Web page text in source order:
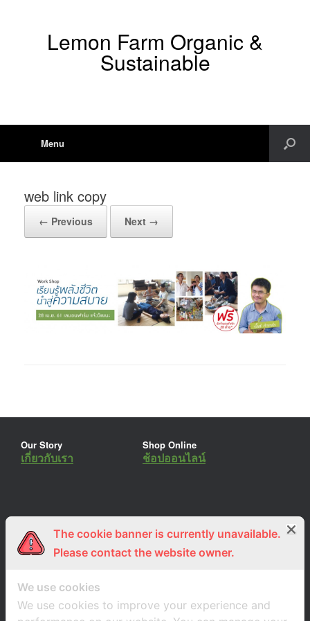
Lemon Farm Organic &
Sustainable
Menu
web link copy
← Previous Next →
Our Story
เกี่ยวกับเรา
Shop Online
ช้อปออนไลน์
ร่วมงานกับเรา
สมัครงาน
Lemon Farm Cafe
ร้านอาหารอินทรีย์
The cookie banner is currently unavailable.
Please contact the website owner.
We use cookies
We use cookies to improve your experience and